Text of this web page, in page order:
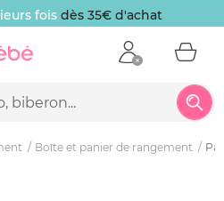
fois dès 35€ d'achat
Boîte et panier de rangement